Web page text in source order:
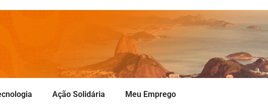
Ação Solidária Meu Emprego